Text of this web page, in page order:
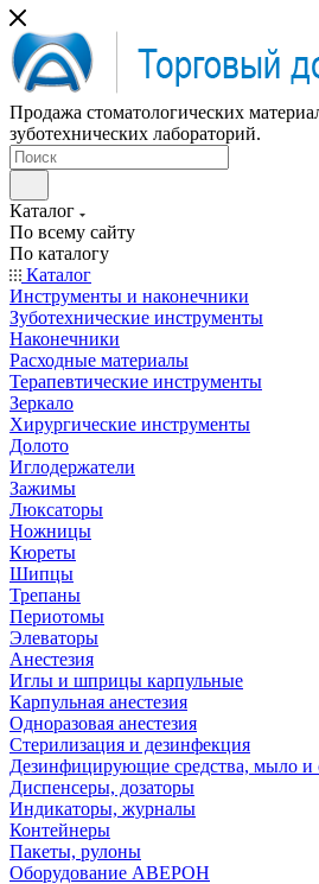
Продажа стоматологических
зуботехнических лабораторий.
Каталог
По всему сайту
По каталогу
Каталог
Инструменты и наконечники
Зуботехнические инструменты
Наконечники
Расходные материалы
Терапевтические инструменты
Зеркало
Хирургические инструменты
Долото
Иглодержатели
Зажимы
Люксаторы
Ножницы
Кюреты
Шипцы
Трепаны
Периотомы
Элеваторы
Анестезия
Иглы и шприцы карпульные
Карпульная анестезия
Одноразовая анестезия
Стерилизация и дезинфекция
Дезинфицирующие средства, мыло и
Диспенсеры, дозаторы
Индикаторы, журналы
Контейнеры
Пакеты, рулоны
Оборудование АВЕРОН